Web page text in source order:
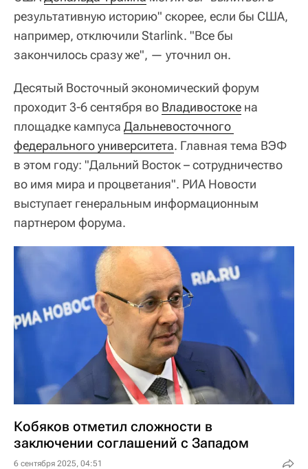
результативную историю" скорее, если бы США,
например, отключили Starlink. "Все бы
закончилось сразу же", — уточнил он.
Десятый Восточный экономический форум
проходит 3-6 сентября во Владивостоке на
площадке кампуса Дальневосточного
федерального университета. Главная тема ВЭФ
в этом году: "Дальний Восток – сотрудничество
во имя мира и процветания". РИА Новости
выступает генеральным информационным
партнером форума.
Кобяков отметил сложности в
заключении соглашений с Западом
6 сентября 2025, 04:51